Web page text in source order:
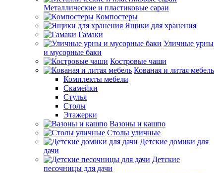
Металлические и пластиковые сараи
Компостеры
Ящики для хранения
Гамаки
Уличные урны
и мусорные баки
Костровые чаши
Кованая и литая мебель
Комплекты мебели
Скамейки
Стулья
Столы
Этажерки
Вазоны и кашпо
Столы уличные
Детские домики для
дачи
Детские
песочницы для дачи